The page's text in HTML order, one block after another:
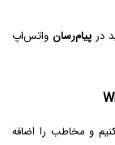
درپیام‌رسان واتس‌اپ
و مخاطب را اضافه